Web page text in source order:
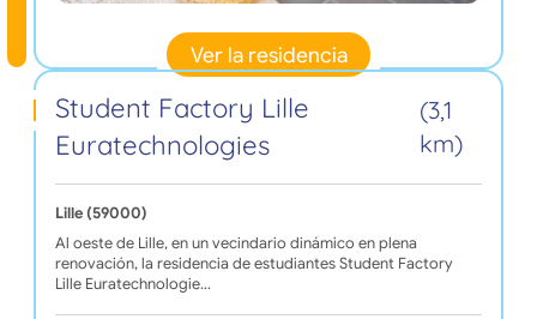
Ver la residencia
Student Factory Lille
Euratechnologies
(3,1
km)
Lille (59000)
Al oeste de Lille, en un vecindario dinámico en plena
renovación, la residencia de estudiantes Student Factory
Lille Euratechnologie…